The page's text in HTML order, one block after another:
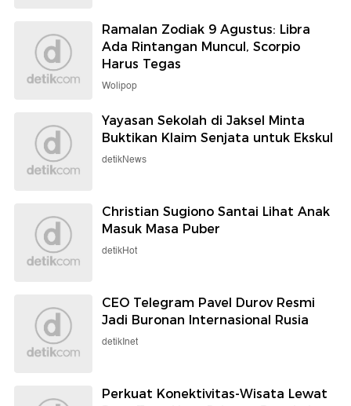
Ramalan Zodiak 9 Agustus: Libra
Ada Rintangan Muncul, Scorpio
Harus Tegas
Wolipop
Yayasan Sekolah di Jaksel Minta
Buktikan Klaim Senjata untuk Ekskul
detikNews
Christian Sugiono Santai Lihat Anak
Masuk Masa Puber
detikHot
CEO Telegram Pavel Durov Resmi
Jadi Buronan Internasional Rusia
detikInet
Perkuat Konektivitas-Wisata Lewat